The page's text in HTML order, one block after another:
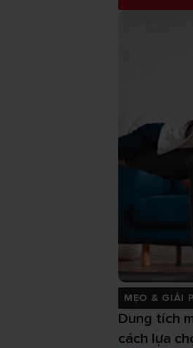
MẸO & GIẢI
Dung tích
cách lựa